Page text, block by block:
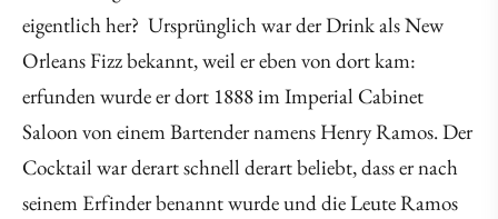
eigentlich her? Ursprünglich war der Drink als New
Orleans Fizz bekannt, weil er eben von dort kam:
erfunden wurde er dort 1888 im Imperial Cabinet
Saloon von einem Bartender namens Henry Ramos. Der
Cocktail war derart schnell derart beliebt, dass er nach
seinem Erfinder benannt wurde und die Leute Ramos